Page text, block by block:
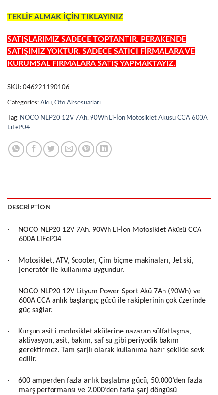
TEKLİF ALMAK İÇİN TIKLAYINIZ
SATIŞLARIMIZ SADECE TOPTANTIR. PERAKENDE
SATIŞIMIZ YOKTUR. SADECE SATICI FİRMALARA VE
KURUMSAL FİRMALARA SATIŞ YAPMAKTAYIZ.
SKU: 046221190106
Categories: Akü, Oto Aksesuarları
Tag: NOCO NLP20 12V 7Ah. 90Wh Li-İon Motosiklet Aküsü CCA 600A
LiFeP04
DESCRIPTION
·
NOCO NLP20 12V 7Ah. 90Wh Li-İon Motosiklet Aküsü CCA
600A LiFeP04
·
Motosiklet, ATV, Scooter, Çim biçme makinaları, Jet ski,
jeneratör ile kullanıma uygundur.
·
NOCO NLP20 12V Lityum Power Sport Akü 7Ah (90Wh) ve
600A CCA anlık başlangıç ​​gücü ile rakiplerinin çok üzerinde
güç sağlar.
·
Kurşun asitli motosiklet akülerine nazaran sülfatlaşma,
aktivasyon, asit, bakım, saf su gibi periyodik bakım
gerektirmez. Tam şarjlı olarak kullanıma hazır şekilde sevk
edilir.
·
600 amperden fazla anlık başlatma gücü, 50.000’den fazla
marş performansı ve 2.000’den fazla şarj döngüsü